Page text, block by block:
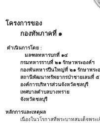
โครงการของ
กองทัพภาคที่ ๑
ดำเนินการโดย :
มลฑลทหารบกที่ ๑๔
กรมทหารราบที่ ๒๑ รักษาพระองค์ฯ
กองพันทหารปืนใหญ่ที่ ๒๑ รักษาพระอ
สถานีพัฒนาทรัพยากรป่าชายเลนที่ ๕
องค์การบริหารส่วนจังหวัดชลบุรี
เทศบาลตำบลบางทราย
จังหวัดชลบุรี
หลักการและเหตุผล
เนื่องในวโรกาสที่พระบาทสมเด็จพระเ